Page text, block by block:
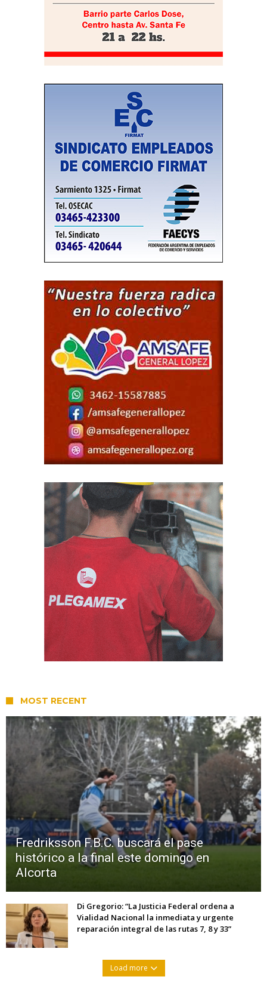
MOST RECENT
Fredriksson F.B.C. buscará el pase
histórico a la final este domingo en
Alcorta
Di Gregorio: “La Justicia Federal ordena a
Vialidad Nacional la inmediata y urgente
reparación integral de las rutas 7, 8 y 33”
Load more